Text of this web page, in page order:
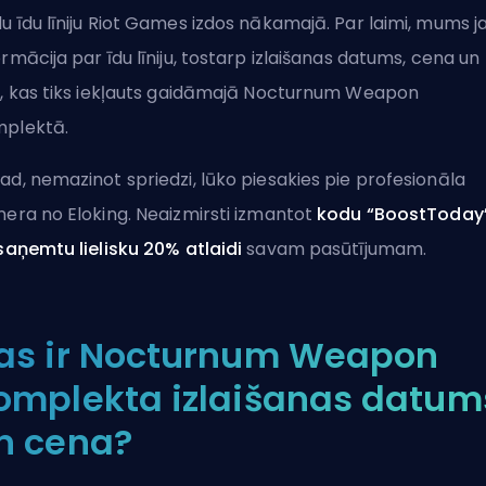
īdu līniju Riot Games izdos nākamajā. Par laimi, mums
par īdu līniju, tostarp izlaišanas datums, cena un
kas tiks iekļauts gaidāmajā Nocturnum Weapon
nemazinot spriedzi, lūko piesakies pie profesionāla
no Eloking. Neaizmirsti izmantot kodu
lielisku 20% atlaidi savam pasūtījumam.
ir Nocturnum Weapon
izlaišanas
cena?